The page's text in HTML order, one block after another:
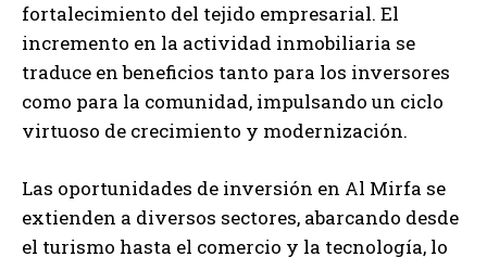
fortalecimiento del tejido empresarial. El
incremento en la actividad inmobiliaria se
traduce en beneficios tanto para los inversores
como para la comunidad, impulsando un ciclo
virtuoso de crecimiento y modernización.
Las oportunidades de inversión en Al Mirfa se
extienden a diversos sectores, abarcando desde
el turismo hasta el comercio y la tecnología, lo